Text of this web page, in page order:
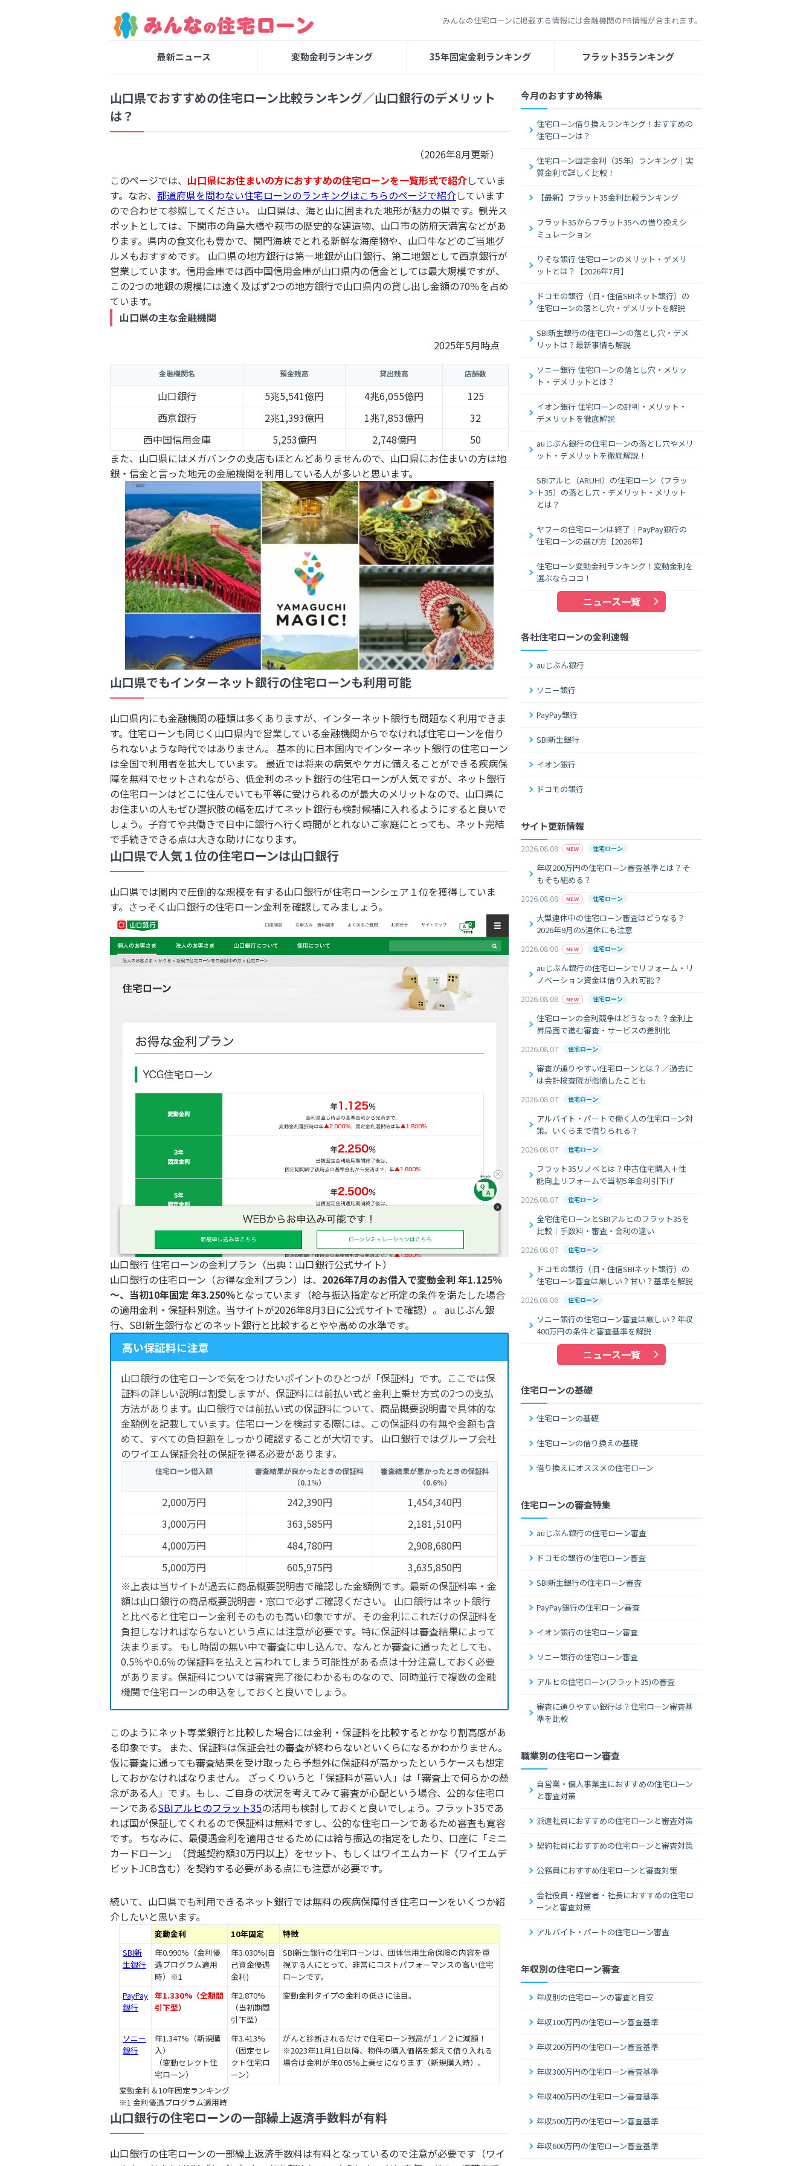
みんなの住宅ローンに掲載する情報には金融機関のPR情報が含まれます。
最新ニュース 変動金利ランキング 35年固定金利ランキング フラット35ランキング
山口県でおすすめの住宅ローン比較ランキング／山口銀行のデメリット
は？
（2026年8月更新）
このページでは、 山口県にお住まいの方におすすめの住宅ローンを一覧形式で紹介していま
す。なお、 都道府県を問わない住宅ローンのランキングはこちらのページで紹介しています
ので合わせて参照してください。 山口県は、海と山に囲まれた地形が魅力の県です。観光ス
ポットとしては、下関市の角島大橋や萩市の歴史的な建造物、山口市の防府天満宮などがあ
ります。県内の食文化も豊かで、関門海峡でとれる新鮮な海産物や、山口牛などのご当地グ
ルメもおすすめです。 山口県の地方銀行は第一地銀が山口銀行、第二地銀として西京銀行が
営業しています。信用金庫では西中国信用金庫が山口県内の信金としては最大規模ですが、
この2つの地銀の規模には遠く及ばず2つの地方銀行で山口県内の貸し出し金額の70％を占め
ています。
山口県の主な金融機関
2025年5月時点
金融機関名 預金残高 貸出残高 店舗数
山口銀行 5兆5,541億円 4兆6,055億円
125
西京銀行
2兆1,393億円 1兆7,853億円
32
西中国信用金庫
5,253億円 2,748億円
50
また、山口県にはメガバンクの支店もほとんどありませんので、山口県にお住まいの方は地
銀・信金と言った地元の金融機関を利用している人が多いと思います。
山口県でもインターネット銀行の住宅ローンも利用可能
山口県内にも金融機関の種類は多くありますが、インターネット銀行も問題なく利用できま
す。住宅ローンも同じく山口県内で営業している金融機関からでなければ住宅ローンを借り
られないような時代ではありません。 基本的に日本国内でインターネット銀行の住宅ローン
は全国で利用者を拡大しています。 最近では将来の病気やケガに備えることができる疾病保
障を無料でセットされながら、低金利のネット銀行の住宅ローンが人気ですが、ネット銀行
の住宅ローンはどこに住んでいても平等に受けられるのが最大のメリットなので、山口県に
お住まいの人もぜひ選択肢の幅を広げてネット銀行も検討候補に入れるようにすると良いで
しょう。子育てや共働きで日中に銀行へ行く時間がとれないご家庭にとっても、ネット完結
で手続きできる点は大きな助けになります。
山口県で人気１位の住宅ローンは山口銀行
山口県では圏内で圧倒的な規模を有する山口銀行が住宅ローンシェア１位を獲得していま
す。さっそく山口銀行の住宅ローン金利を確認してみましょう。
山口銀行 住宅ローンの金利プラン（出典：山口銀行公式サイト）
山口銀行の住宅ローン（お得な金利プラン）は、 2026年7月のお借入で変動金利 年1.125％
～、当初10年固定 年3.250％となっています（給与振込指定など所定の条件を満たした場合
の適用金利・保証料別途。当サイトが2026年8月3日に公式サイトで確認）。 auじぶん銀
行、SBI新生銀行などのネット銀行と比較するとやや高めの水準です。
高い保証料に注意
山口銀行の住宅ローンで気をつけたいポイントのひとつが「保証料」です。ここでは保
証料の詳しい説明は割愛しますが、保証料には前払い式と金利上乗せ方式の2つの支払
方法があります。山口銀行では前払い式の保証料について、商品概要説明書で具体的な
金額例を記載しています。住宅ローンを検討する際には、この保証料の有無や金額も含
めて、すべての負担額をしっかり確認することが大切です。 山口銀行ではグループ会社
のワイエム保証会社の保証を得る必要があります。
住宅ローン借入額
審査結果が良かったときの保証料
（0.1％）
審査結果が悪かったときの保証料
（0.6％）
2,000万円 242,390円
1,454,340円
3,000万円
363,585円
2,181,510円
4,000万円
484,780円
2,908,680円
5,000万円
605,975円
3,635,850円
※上表は当サイトが過去に商品概要説明書で確認した金額例です。最新の保証料率・金
額は山口銀行の商品概要説明書・窓口で必ずご確認ください。 山口銀行はネット銀行
と比べると住宅ローン金利そのものも高い印象ですが、その金利にこれだけの保証料を
負担しなければならないという点には注意が必要です。特に保証料は審査結果によって
決まります。 もし時間の無い中で審査に申し込んで、なんとか審査に通ったとしても、
0.5％や0.6％の保証料を払えと言われてしまう可能性がある点は十分注意しておく必要
があります。保証料については審査完了後にわかるものなので、同時並行で複数の金融
機関で住宅ローンの申込をしておくと良いでしょう。
このようにネット専業銀行と比較した場合には金利・保証料を比較するとかなり割高感があ
る印象です。 また、保証料は保証会社の審査が終わらないといくらになるかわかりません。
仮に審査に通っても審査結果を受け取ったら予想外に保証料が高かったというケースも想定
しておかなければなりません。 ざっくりいうと「保証料が高い人」は「審査上で何らかの懸
念がある人」です。もし、ご自身の状況を考えてみて審査が心配という場合、公的な住宅ロ
ーンであるSBIアルヒのフラット35の活用も検討しておくと良いでしょう。フラット35であ
れば国が保証してくれるので保証料は無料ですし、公的な住宅ローンであるため審査も寛容
です。 ちなみに、最優遇金利を適用させるためには給与振込の指定をしたり、口座に「ミニ
カードローン」（貸越契約額30万円以上）をセット、もしくはワイエムカード（ワイエムデ
ビットJCB含む）を契約する必要がある点にも注意が必要です。
続いて、山口県でも利用できるネット銀行では無料の疾病保障付き住宅ローンをいくつか紹
介したいと思います。
変動金利 10年固定
特徴
SBI新
生銀行
年0.990%（金利優
遇プログラム適用
時）※1
年3.030%(自
己資金優遇
金利)
SBI新生銀行の住宅ローンは、団体信用生命保険の内容を重
視する人にとって、非常にコストパフォーマンスの高い住宅
ローンです。
PayPay
銀行
年1.330%（全期間
引下型）
年2.870%
（当初期間
引下型）
変動金利タイプの金利の低さに注目。
ソニー
銀行
年1.347%（新規購
入）
（変動セレクト住
宅ローン）
年3.413%
（固定セレ
クト住宅ロ
ーン）
がんと診断されるだけで住宅ローン残高が１／２に減額！
※2023年11月1日以降、物件の購入価格を超えて借り入れる
場合は金利が年0.05%上乗せになります（新規購入時）。
変動金利＆10年固定ランキング
※1 金利優遇プログラム適用時
山口銀行の住宅ローンの一部繰上返済手数料が有料
山口銀行の住宅ローンの一部繰上返済手数料は有料となっているので注意が必要です（ワイ
今月のおすすめ特集
住宅ローン借り換えランキング！おすすめの
住宅ローンは？
住宅ローン固定金利（35年）ランキング｜実
質金利で詳しく比較！
【最新】フラット35金利比較ランキング
フラット35からフラット35への借り換えシ
ミュレーション
りそな銀行 住宅ローンのメリット・デメリ
ットとは？【2026年7月】
ドコモの銀行（旧・住信SBIネット銀行）の
住宅ローンの落とし穴・デメリットを解説
SBI新生銀行の住宅ローンの落とし穴・デメ
リットは？最新事情も解説
ソニー銀行 住宅ローンの落とし穴・メリッ
ト・デメリットとは？
イオン銀行 住宅ローンの評判・メリット・
デメリットを徹底解説
auじぶん銀行の住宅ローンの落とし穴やメリ
ット・デメリットを徹底解説！
SBIアルヒ（ARUHI）の住宅ローン（フラッ
ト35）の落とし穴・デメリット・メリット
とは？
ヤフーの住宅ローンは終了｜PayPay銀行の
住宅ローンの選び方【2026年】
住宅ローン変動金利ランキング！変動金利を
選ぶならココ！
ニュース一覧
各社住宅ローンの金利速報
auじぶん銀行
ソニー銀行
PayPay銀行
SBI新生銀行
イオン銀行
ドコモの銀行
サイト更新情報
2026.08.08 NEW 住宅ローン
年収200万円の住宅ローン審査基準とは？そ
もそも組める？
2026.08.08
NEW 住宅ローン
大型連休中の住宅ローン審査はどうなる？
2026年9月の5連休にも注意
2026.08.08
NEW 住宅ローン
auじぶん銀行の住宅ローンでリフォーム・リ
ノベーション資金は借り入れ可能？
2026.08.08
NEW 住宅ローン
住宅ローンの金利競争はどうなった？金利上
昇局面で進む審査・サービスの差別化
2026.08.07
住宅ローン
審査が通りやすい住宅ローンとは？／過去に
は会計検査院が指摘したことも
2026.08.07
住宅ローン
アルバイト・パートで働く人の住宅ローン対
策。いくらまで借りられる？
2026.08.07
住宅ローン
フラット35リノベとは？中古住宅購入＋性
能向上リフォームで当初5年金利引下げ
2026.08.07
住宅ローン
全宅住宅ローンとSBIアルヒのフラット35を
比較｜手数料・審査・金利の違い
2026.08.07
住宅ローン
ドコモの銀行（旧・住信SBIネット銀行）の
住宅ローン審査は厳しい？甘い？基準を解説
2026.08.06
住宅ローン
ソニー銀行の住宅ローン審査は厳しい？年収
400万円の条件と審査基準を解説
ニュース一覧
住宅ローンの基礎
住宅ローンの基礎
住宅ローンの借り換えの基礎
借り換えにオススメの住宅ローン
住宅ローンの審査特集
auじぶん銀行の住宅ローン審査
ドコモの銀行の住宅ローン審査
SBI新生銀行の住宅ローン審査
PayPay銀行の住宅ローン審査
イオン銀行の住宅ローン審査
ソニー銀行の住宅ローン審査
アルヒの住宅ローン(フラット35)の審査
審査に通りやすい銀行は？住宅ローン審査基
準を比較
職業別の住宅ローン審査
自営業・個人事業主におすすめの住宅ローン
と審査対策
派遣社員におすすめの住宅ローンと審査対策
契約社員におすすめの住宅ローンと審査対策
公務員におすすめ住宅ローンと審査対策
会社役員・経営者・社長におすすめの住宅ロ
ーンと審査対策
アルバイト・パートの住宅ローン審査
年収別の住宅ローン審査
年収別の住宅ローンの審査と目安
年収100万円の住宅ローン審査基準
年収200万円の住宅ローン審査基準
年収300万円の住宅ローン審査基準
年収400万円の住宅ローン審査基準
年収500万円の住宅ローン審査基準
年収600万円の住宅ローン審査基準